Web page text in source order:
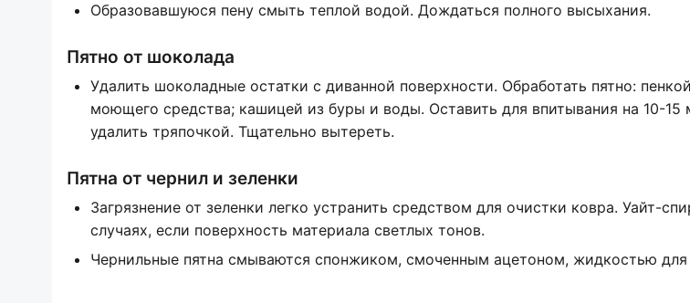
Образовавшуюся пену смыть теплой водой. Дождаться полного высыхания.
Пятно от шоколада
Удалить шоколадные остатки с диванной поверхности. Обработать пятно:
моющего средства; кашицей из буры и воды. Оставить для впитывания на 10-15
удалить тряпочкой. Тщательно вытереть.
Пятна от чернил и зеленки
Загрязнение от зеленки легко устранить средством для очистки ковра. Уайт-
случаях, если поверхность материала светлых тонов.
Чернильные пятна смываются спонжиком, смоченным ацетоном, жидкостью для